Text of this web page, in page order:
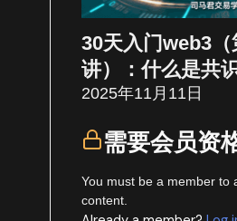
30天入门web3（
讲）：什么是共
2025年11月11日
需要会员资
You must be a member to
content.